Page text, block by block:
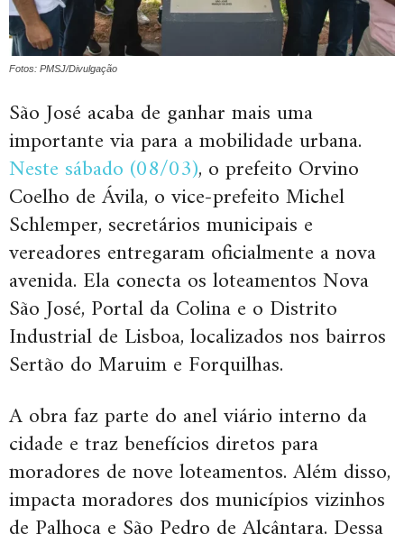
Fotos: PMSJ/Divulgação
São José acaba de ganhar mais uma
importante via para a mobilidade urbana.
Neste sábado (08/03), o prefeito Orvino
Coelho de Ávila, o vice-prefeito Michel
Schlemper, secretários municipais e
vereadores entregaram oficialmente a nova
avenida. Ela conecta os loteamentos Nova
São José, Portal da Colina e o Distrito
Industrial de Lisboa, localizados nos bairros
Sertão do Maruim e Forquilhas.
A obra faz parte do anel viário interno da
cidade e traz benefícios diretos para
moradores de nove loteamentos. Além disso,
impacta moradores dos municípios vizinhos